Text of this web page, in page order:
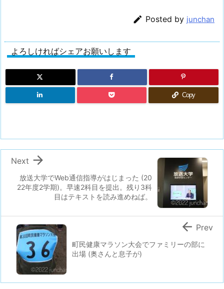
 Posted by junchan
よろしければシェアお願いします
Copy
放送大学でWeb通信指導がはじまった (20
22年度2学期)。早速2科目を提出。残り3科
目はテキストを読み進めねば。

Next
町民健康マラソン大会でファミリーの部に
出場 (奥さんと息子が)
 Prev